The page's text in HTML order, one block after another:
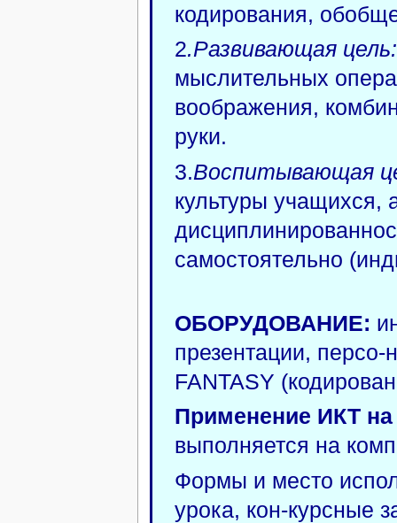
кодирования,
2.Развивающая цель:
мыслительных
воображения,
руки.
3.Воспитывающая
культуры учащихся,
самостоятельно
ОБОРУДОВАНИЕ:
презентации,
FANTASY
Применение ИКТ на
выполняется на
Формы и место
урока, кон-курсные